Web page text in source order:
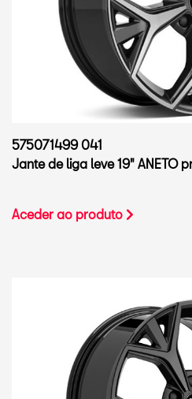
575071499 041
Jante de liga leve 19" ANETO
Aceder ao produto